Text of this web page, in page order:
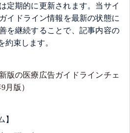
定期的に更新されます。当サイ
イドライン情報を最新の状態に
を継続することで、記事内容の
約束します。
版の医療広告ガイドラインチェ
月版）
】